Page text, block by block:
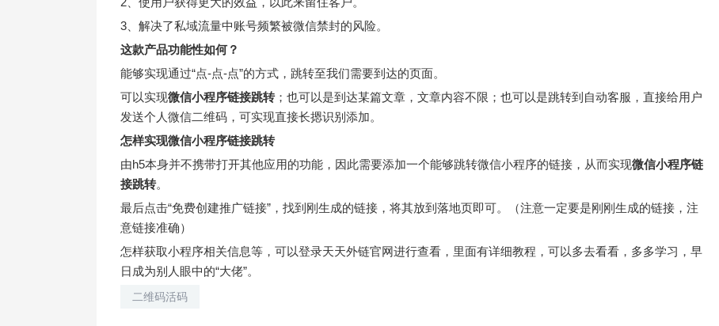
3、解决了私域流量中账号频繁被微信禁封的风险。
这款产品功能性如何？
能够实现通过“点-点-点”的方式，跳转至我们需要到达的页面。
可以实现微信小程序链接跳转；也可以是到达某篇文章，文章内容不限；也可以是跳转到自动客服，直接给用户
发送个人微信二维码，可实现直接长摁识别添加。
怎样实现微信小程序链接跳转
由h5本身并不携带打开其他应用的功能，因此需要添加一个能够跳转微信小程序的链接，从而实现微信小程序链
接跳转。
最后点击“免费创建推广链接”，找到刚生成的链接，将其放到落地页即可。（注意一定要是刚刚生成的链接，注
意链接准确）
怎样获取小程序相关信息等，可以登录天天外链官网进行查看，里面有详细教程，可以多去看看，多多学习，早
日成为别人眼中的“大佬”。
二维码活码